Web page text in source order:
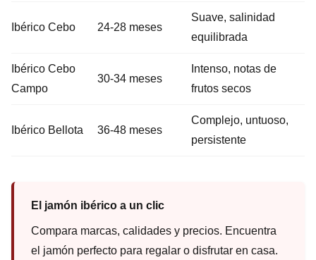
Ibérico Cebo 24-28 meses
Suave, salinidad
equilibrada
Ibérico Cebo
Campo
30-34 meses
Intenso, notas de
frutos secos
Ibérico Bellota 36-48 meses
Complejo, untuoso,
persistente
El jamón ibérico a un clic
Compara marcas, calidades y precios. Encuentra
el jamón perfecto para regalar o disfrutar en casa.